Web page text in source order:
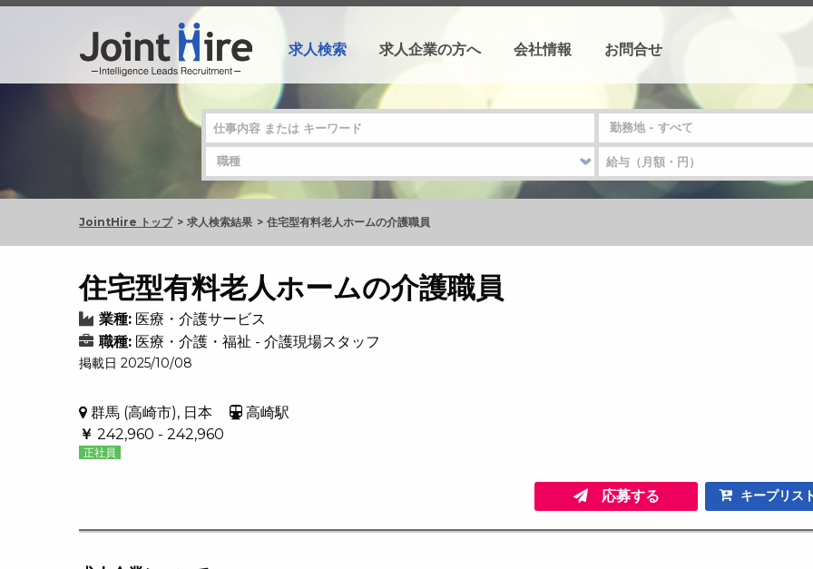
求人検索 求人企業の方へ 会社情報 お問合せ
JointHire トップ 求人検索結果 住宅型有料老人ホームの介護職員
住宅型有料老人ホームの介護職員
業種: 医療・介護サービス
職種: 医療・介護・福祉 - 介護現場スタッフ
掲載日 2025/10/08
群馬 (高崎市), 日本
高崎駅
￥ 242,960 - 242,960
正社員
応募する キープリス